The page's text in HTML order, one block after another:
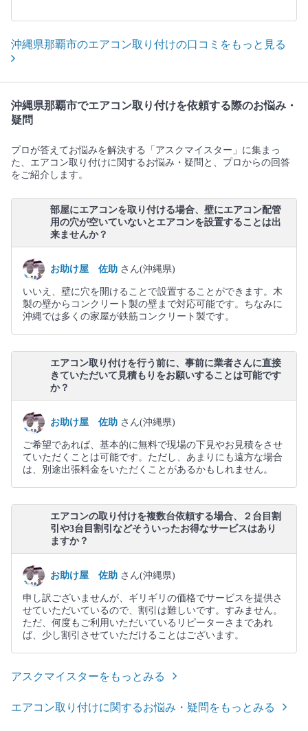
沖縄県那覇市のエアコン取り付けの口コミをもっと見る
沖縄県那覇市でエアコン取り付けを依頼する際のお悩み・
疑問
プロが答えてお悩みを解決する「アスクマイスター」に集まっ
た、エアコン取り付けに関するお悩み・疑問と、プロからの回答
をご紹介します。
部屋にエアコンを取り付ける場合、壁にエアコン配管
用の穴が空いていないとエアコンを設置することは出
来ませんか？
お助け屋 佐助 さん(沖縄県)
いいえ、壁に穴を開けることで設置することができます。木
製の壁からコンクリート製の壁まで対応可能です。ちなみに
沖縄では多くの家屋が鉄筋コンクリート製です。
エアコン取り付けを行う前に、事前に業者さんに直接
きていただいて見積もりをお願いすることは可能です
か？
お助け屋 佐助 さん(沖縄県)
ご希望であれば、基本的に無料で現場の下見やお見積をさせ
ていただくことは可能です。ただし、あまりにも遠方な場合
は、別途出張料金をいただくことがあるかもしれません。
エアコンの取り付けを複数台依頼する場合、２台目割
引や3台目割引などそういったお得なサービスはあり
ますか？
お助け屋 佐助 さん(沖縄県)
申し訳ございませんが、ギリギリの価格でサービスを提供さ
せていただいているので、割引は難しいです。すみません。
ただ、何度もご利用いただいているリピーターさまであれ
ば、少し割引させていただけることはございます。
アスクマイスターをもっとみる
エアコン取り付けに関するお悩み・疑問をもっとみる